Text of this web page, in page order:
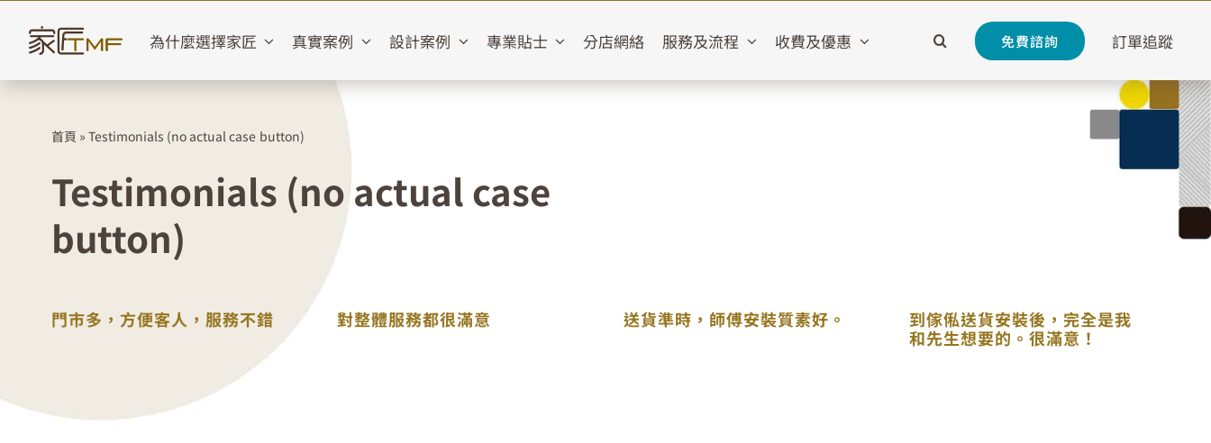
content
為什麼選擇家匠 真實案例 設計案例 專業貼士 分店網絡 服務及流程 收費及優惠 免費諮詢 訂單追蹤
首頁 »Testimonials (no actual case button)
Testimonials (no actual case
button)
門市多，方便客人，服務不錯 對整體服務都很滿意 送貨準時，師傅安裝質素好。
到傢俬送貨安裝後，完全是我
和先生想要的。很滿意！